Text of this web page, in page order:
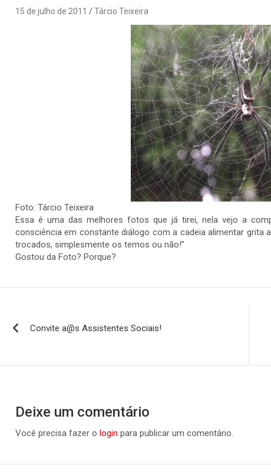
15 de julho de 2011 Tárcio Teixeira
Foto: Tárcio Teixeira
Essa é uma das melhores fotos que já tirei, nela vejo a
consciência em constante diálogo com a cadeia alimentar grita
trocados, simplesmente os temos ou não!”
Gostou da Foto? Porque?
de
Post
Convite a@s Assistentes Sociais!
Deixe um comentário
Você precisa fazer o login para publicar um comentário.